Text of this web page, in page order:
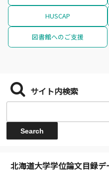
HUSCAP
図書館へのご支援
サイト内検索
北海道大学学位論文目録デ